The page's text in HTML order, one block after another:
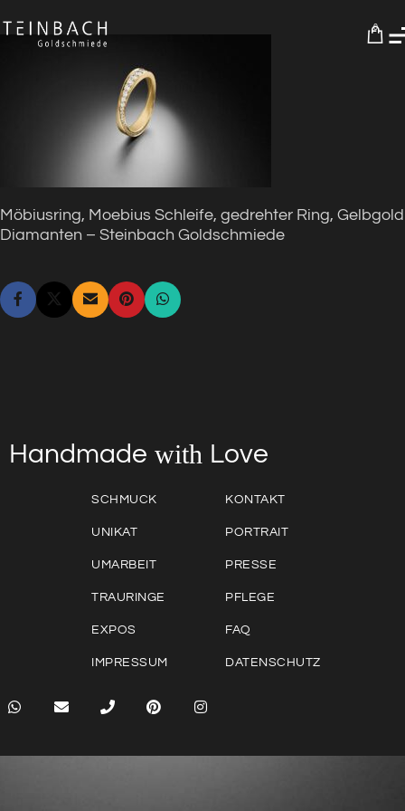
0
Möbiusring, Moebius Schleife, gedrehter Ring, Gelbgold
Diamanten – Steinbach Goldschmiede
Handmade with Love
SCHMUCK
UNIKAT
UMARBEIT
TRAURINGE
EXPOS
IMPRESSUM
KONTAKT
PORTRAIT
PRESSE
PFLEGE
FAQ
DATENSCHUTZ